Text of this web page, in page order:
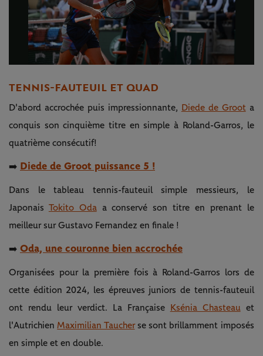
Play
Video
TENNIS-FAUTEUIL ET QUAD
D'abord accrochée puis impressionnante, Diede de Groota
conquis son cinquième titre en simple à Roland-Garros, le
quatrième consécutif!
➡️ Diede de Groot puissance 5 !
Dans le tableau tennis-fauteuil simple messieurs, le
Japonais Tokito Odaa conservé son titre en prenant le
meilleur sur Gustavo Fernandez en finale !
➡️ Oda, une couronne bien accrochée
Organisées pour la première fois à Roland-Garros lors de
cette édition 2024, les épreuves juniors de tennis-fauteuil
ont rendu leur verdict. La Française
Ksénia Chasteauet
l'AutrichienMaximilian Taucherse sont brillamment imposés
en simple et en double.